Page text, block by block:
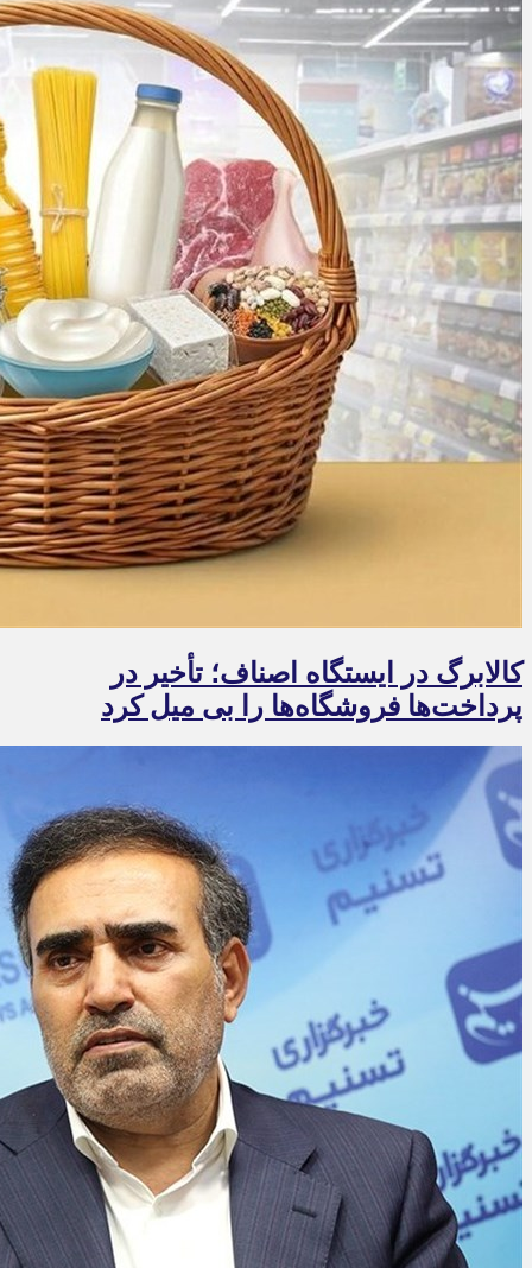
کالابرگ در ایستگاه اصناف؛ تأخیر در
پرداخت‌ها فروشگاه‌ها را بی میل کرد